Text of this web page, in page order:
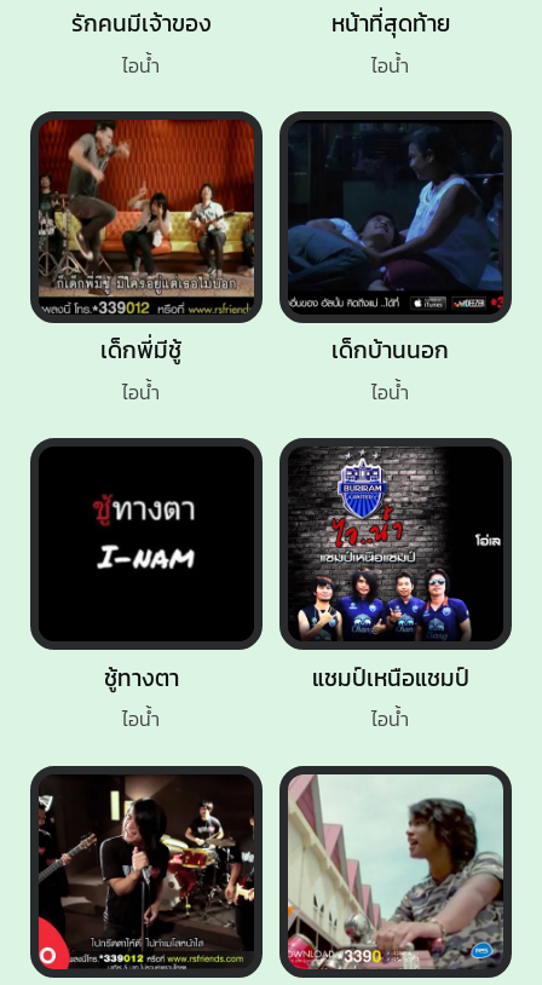
รักคนมีเจ้าของ
ไอน้ำ
แชมป์เหนือแชมป์
ไอน้ำ
เด็กบ้านนอก
ไอน้ำ
หน้าที่สุดท้าย
ไอน้ำ
ชู้ทางตา
ไอน้ำ
เด็กพี่มีชู้
ไอน้ำ